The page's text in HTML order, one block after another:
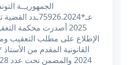
الجمهوريــة
2025 أصدرت محكمة
الإطلاع على مطلب التعقيب